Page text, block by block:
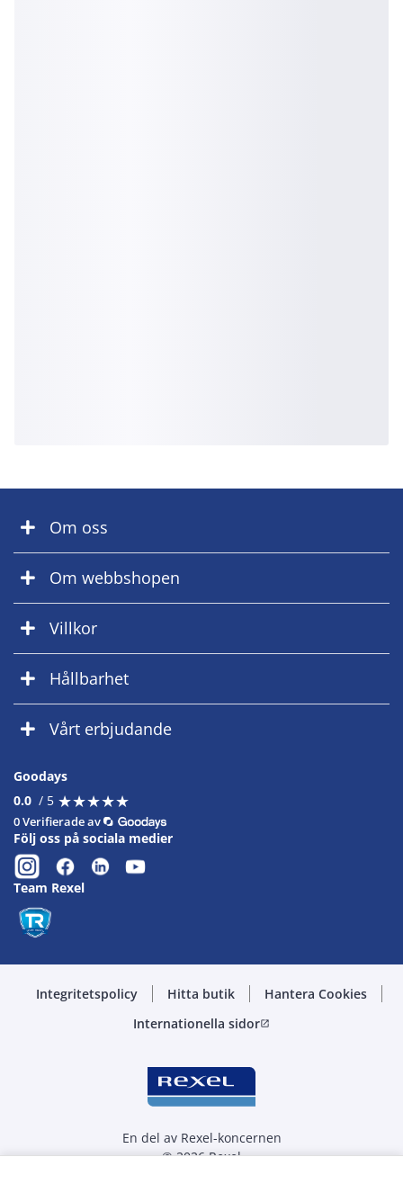
Om oss
Om webbshopen
Villkor
Hållbarhet
Vårt erbjudande
Goodays
0.0 / 5 ★★★★★
★★★★★
0 Verifierade av
Följ oss på sociala medier
Team Rexel
Integritetspolicy Hitta butik
Hantera Cookies
Internationella sidoropen_in_new
En del av Rexel-koncernen
© 2026 Rexel